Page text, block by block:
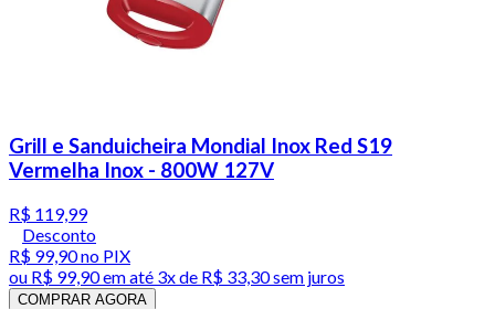
Grill e Sanduicheira Mondial Inox Red S19
Vermelha Inox - 800W 127V
R$ 119,99
Desconto
R$ 99,90no PIX
ou R$ 99,90em até 3x de R$ 33,30 sem juros
COMPRAR AGORA